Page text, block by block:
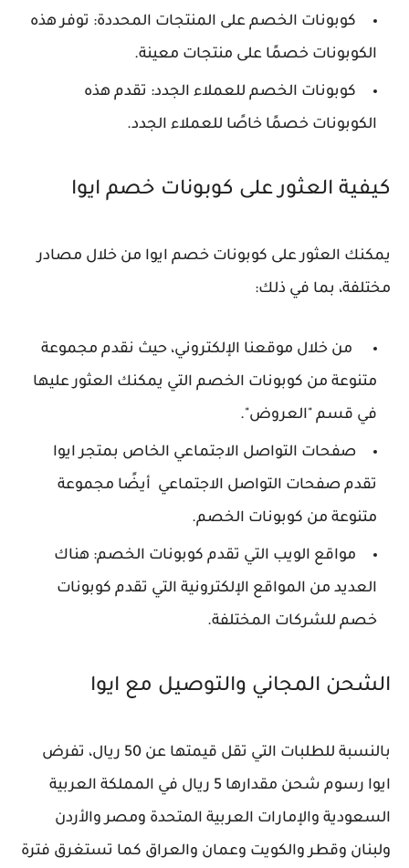
كوبونات الخصم على المنتجات المحددة: توفر هذه
الكوبونات خصمًا على منتجات معينة.
كوبونات الخصم للعملاء الجدد: تقدم هذه
الكوبونات خصمًا خاصًا للعملاء الجدد.
كيفية العثور على كوبونات خصم ايوا
يمكنك العثور على كوبونات خصم ايوا من خلال مصادر
مختلفة، بما في ذلك:
من خلال موقعنا الإلكتروني، حيث نقدم مجموعة
متنوعة من كوبونات الخصم التي يمكنك العثور عليها
في قسم "العروض".
صفحات التواصل الاجتماعي الخاص بمتجر ايوا
تقدم صفحات التواصل الاجتماعي أيضًا مجموعة
متنوعة من كوبونات الخصم.
مواقع الويب التي تقدم كوبونات الخصم: هناك
العديد من المواقع الإلكترونية التي تقدم كوبونات
خصم للشركات المختلفة.
الشحن المجاني والتوصيل مع ايوا
بالنسبة للطلبات التي تقل قيمتها عن 50 ريال، تفرض
ايوا رسوم شحن مقدارها 5 ريال في المملكة العربية
السعودية والإمارات العربية المتحدة ومصر والأردن
ولبنان وقطر والكويت وعمان والعراق كما تستغرق فترة